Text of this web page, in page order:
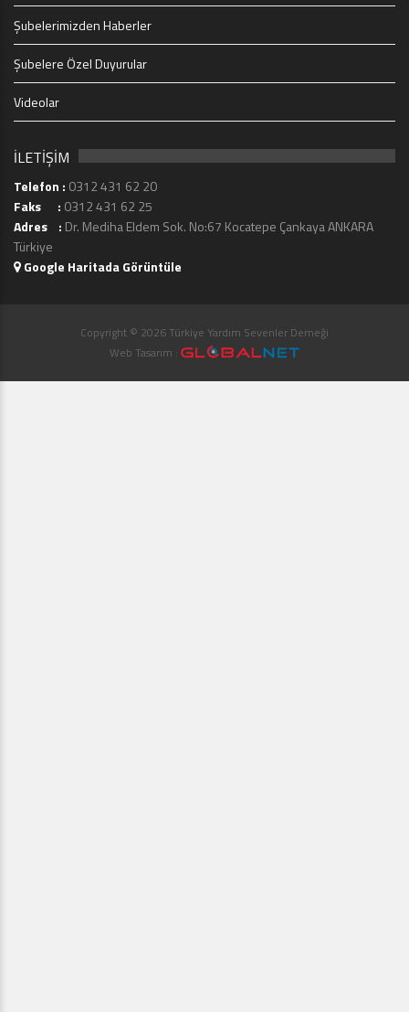
Şubelerimizden Haberler
Şubelere Özel Duyurular
Videolar
İLETİŞİM
Telefon : 0312 431 62 20
Faks : 0312 431 62 25
Adres : Dr. Mediha Eldem Sok. No:67 Kocatepe Çankaya ANKARA
Türkiye
Google Haritada Görüntüle
Copyright © 2026 Türkiye Yardım Sevenler Derneği
Web Tasarım :